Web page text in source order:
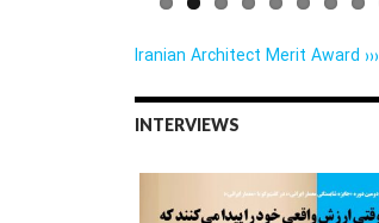
Iranian Architect Merit Award ›››
INTERVIEWS